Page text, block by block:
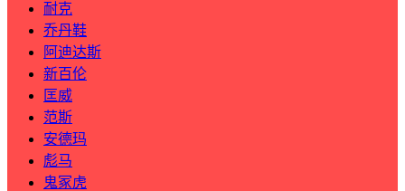
耐克
乔丹鞋
阿迪达斯
新百伦
匡威
范斯
安德玛
彪马
鬼冢虎